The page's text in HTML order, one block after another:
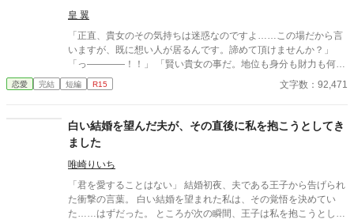
皇 翼
「正直、貴女のその気持ちは迷惑なのですよ……この場だから言
いますが、既に想い人が居るんです。諦めて頂けませんか？」
「っ――――！！」 「賢い貴女の事だ。地位も身分も財力も何も
かもが貴女にとっては高嶺の花だと元々分かっていたのでしょ
う？そんな感情を持っているだけ時間が無駄だと思いません
に想い人がいる。気持ちが迷惑。諦めろ。時間の無駄。彼は止ま
らず話し続ける。彼が口を開く度に、まるで弾丸のように心を抉
っていった。 ＊＊＊＊＊＊ ・執筆時間空けてしまった間に途中過
程が気に食わなくなったので、設定などを少し変えて改稿してい
ます。
恋愛 完結 短編 R15 文字数：92,471
白い結婚を望んだ夫が、その直後に私を抱こうとしてき
ました
唯崎りいち
「君を愛することはない」 結婚初夜、夫である王子から告げられ
た衝撃の言葉。 白い結婚を望まれた私は、その覚悟を決めてい
た……はずだった。 ところが次の瞬間、王子は私を抱こうとして